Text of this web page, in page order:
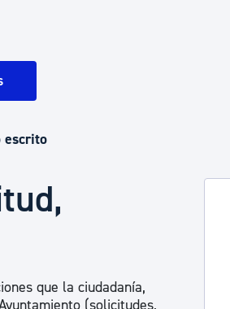
Espacio público, residuos y
Derechos Humanos y convivencia
escrito
que la ciudadanía,